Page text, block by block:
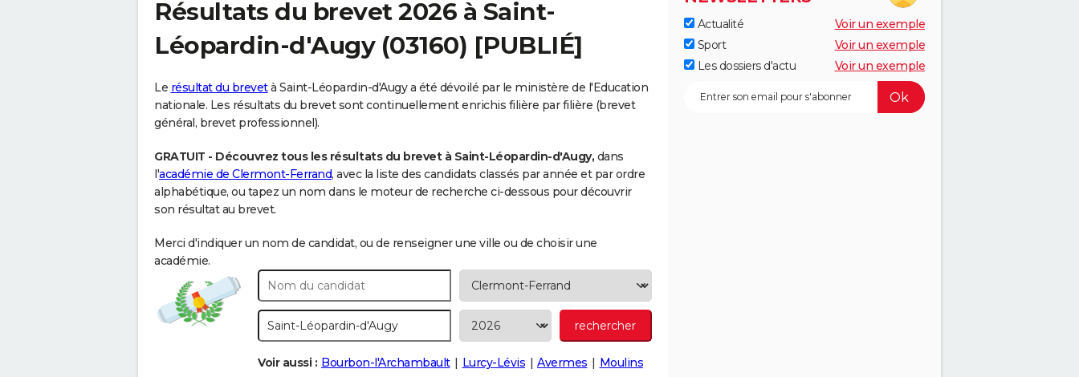
Résultats du brevet 2026 à Saint-
Léopardin-d'Augy(03160) [PUBLIÉ]
Le résultat du brevetà Saint-Léopardin-d'Augy a été dévoilé par le ministère de l'Education
nationale. Les résultats du brevet sont continuellement enrichis filière par filière (brevet
général, brevet professionnel).
GRATUIT - Découvrez tous les résultats du brevet à Saint-Léopardin-d'Augy, dans
l'académie de Clermont-Ferrand, avec la liste des candidats classés par année et par ordre
alphabétique, ou tapez un nom dans le moteur de recherche ci-dessous pour découvrir
son résultat au brevet.
Merci d'indiquer un nom de candidat, ou de renseigner une ville ou de choisir une
académie.
Voir aussi : Bourbon-l'Archambault Lurcy-Lévis Avermes Moulins
Actualité
Voir un exemple
Sport
Voir un exemple
Les dossiers d'actu
Voir un exemple